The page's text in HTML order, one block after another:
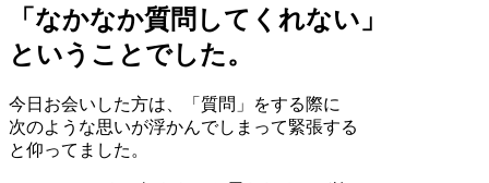
「なかなか質問してくれない」
ということでした。
今日お会いした方は、「質問」をする際に
次のような思いが浮かんでしまって緊張する
と仰ってました。